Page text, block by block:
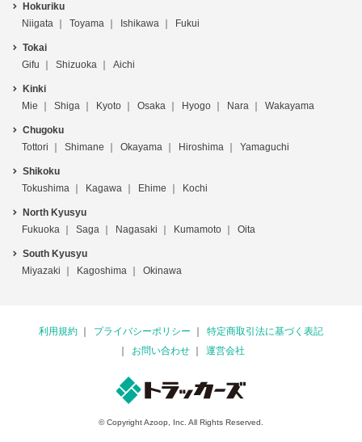
Hokuriku
Niigata
Toyama Ishikawa Fukui
Tokai
Gifu
Shizuoka Aichi
Kinki
Mie
Shiga Kyoto Osaka Hyogo Nara Wakayama
Chugoku
Tottori
Shimane Okayama Hiroshima Yamaguchi
Shikoku
Tokushima
Kagawa Ehime Kochi
North Kyusyu
Fukuoka
Saga Nagasaki Kumamoto Oita
South Kyusyu
Miyazaki
Kagoshima Okinawa
利用規約 プライバシーポリシー
特定商取引法に基づく表記
お問い合わせ
運営会社
© Copyright Azoop, Inc. All Rights Reserved.